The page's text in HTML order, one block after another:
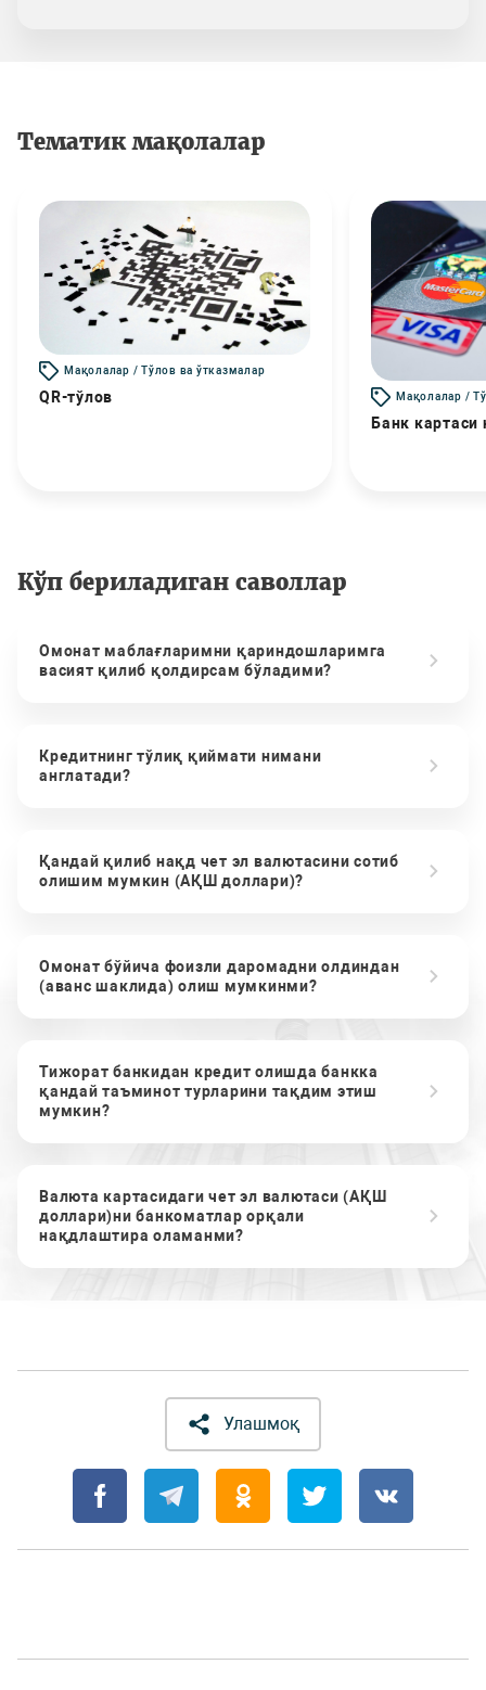
Тематик мақолалар
Мақолалар / Тўлов ва ўтказмалар
QR-тўлов Мақолалар /
Банк картаси
Кўп бериладиган саволлар
Омонат маблағларимни қариндошларимга
васият қилиб қолдирсам бўладими?
Кредитнинг тўлиқ қиймати нимани
англатади?
Қандай қилиб нақд чет эл валютасини сотиб
олишим мумкин (АҚШ доллари)?
Омонат бўйича фоизли даромадни олдиндан
(аванс шаклида) олиш мумкинми?
Тижорат банкидан кредит олишда банкка
қандай таъминот турларини тақдим этиш
мумкин?
Валюта картасидаги чет эл валютаси (АҚШ
доллари)ни банкоматлар орқали
нақдлаштира оламанми?
Улашмоқ